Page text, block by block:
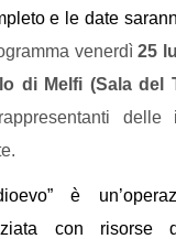
e le date
venerdì 25
di Melfi (Sala del
è
con risorse